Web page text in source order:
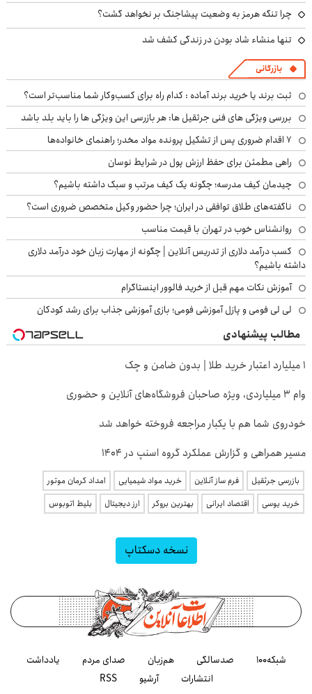
چرا تنگه هرمز به وضعیت پیشاجنگ بر نخواهد گشت؟
تنها منشاء شاد بودن در زندگی کشف شد
بازرگانی
ثبت برند یا خرید برند آماده : کدام راه برای کسب‌وکار شما مناسب‌تر است؟
بررسی ویژگی های فنی جرثقیل ها: هر بازرسی این ویژگی ها را باید بلد باشد
۷ اقدام ضروری پس از تشکیل پرونده مواد مخدر؛ راهنمای خانواده‌ها
راهی مطمئن برای حفظ ارزش پول در شرایط نوسان
چیدمان کیف مدرسه؛ چگونه یک کیف مرتب و سبک داشته باشیم؟
ناگفته‌های طلاق توافقی در ایران؛ چرا حضور وکیل متخصص ضروری است؟
روانشناس خوب در تهران با قیمت مناسب
کسب درآمد دلاری از تدریس آنلاین | چگونه از مهارت زبان خود درآمد دلاری
داشته باشیم؟
آموزش نکات مهم قبل از خرید فالوور اینستاگرام
لی لی فومی و پازل آموزشی فومی؛ بازی آموزشی جذاب برای رشد کودکان
مطالب پیشنهادی
۱ میلیارد اعتبار خرید طلا | بدون ضامن و چک
وام ۳ میلیاردی، ویژه صاحبان فروشگاه‌های آنلاین و حضوری
خودروی شما هم با یکبار مراجعه فروخته خواهد شد
مسیر همراهی و گزارش عملکرد گروه اسنپ در ۱۴۰۴
بازرسی جرثقیل فرم ساز آنلاین خرید مواد شیمیایی
امداد کرمان موتور
خرید یوسی
اقتصاد ایرانی بهترین بروکر ارز دیجیتال بلیط اتوبوس
نسخه دسکتاپ
شبکه۱۰۰ صدسالگی هم‌زبان صدای مردم
یادداشت
انتشارات
آرشیو RSS